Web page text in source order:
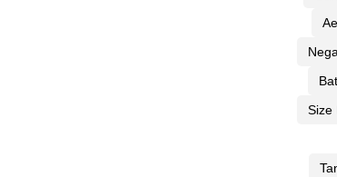
Size